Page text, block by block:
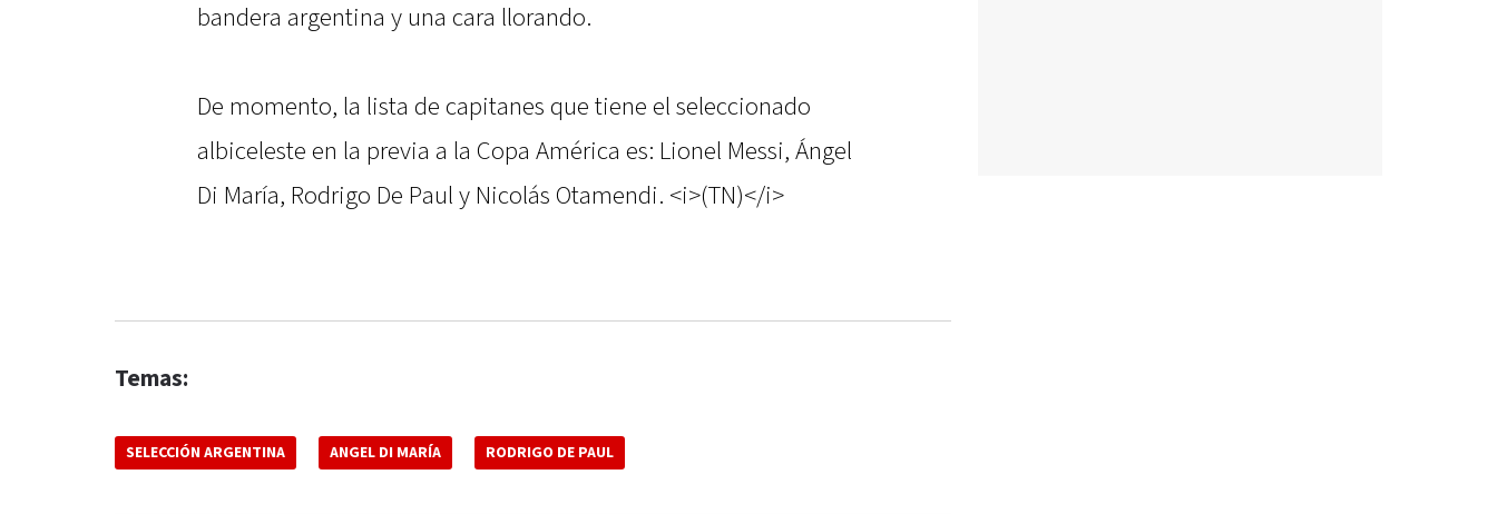
bandera argentina y una cara llorando.
De momento, la lista de capitanes que tiene el seleccionado
albiceleste en la previa a la Copa América es: Lionel Messi, Ángel
Di María, Rodrigo De Paul y Nicolás Otamendi. <i>(TN)</i>
Temas:
SELECCIÓN ARGENTINA ANGEL DI MARÍA RODRIGO DE PAUL